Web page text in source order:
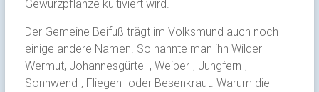
Gewürzpflanze kultiviert wird.
Der Gemeine Beifuß trägt im Volksmund auch noch
einige andere Namen. So nannte man ihn Wilder
Wermut, Johannesgürtel-, Weiber-, Jungfern-,
Sonnwend-, Fliegen- oder Besenkraut. Warum die